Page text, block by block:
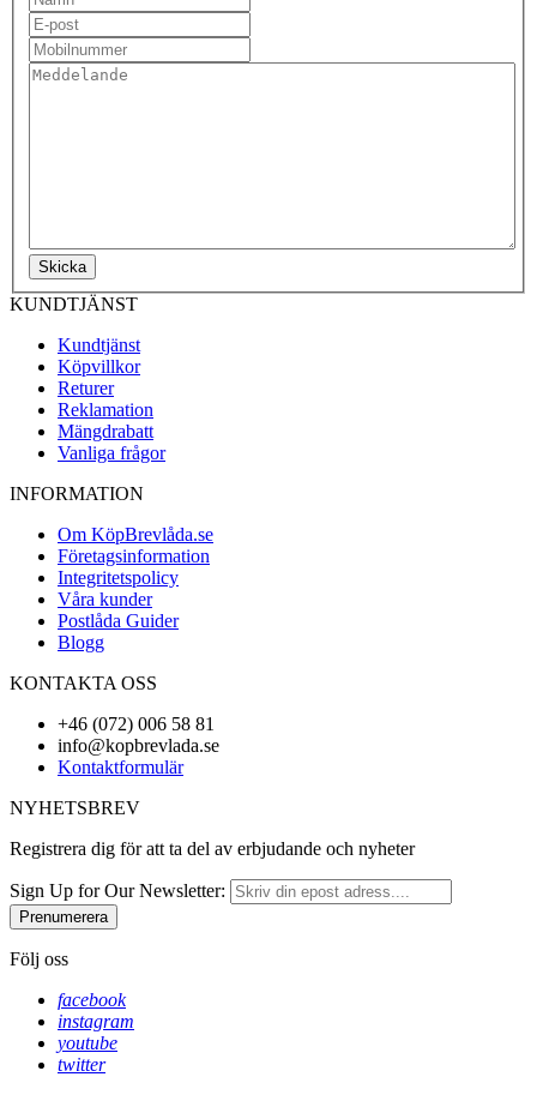
Skicka
KUNDTJÄNST
Kundtjänst
Köpvillkor
Returer
Reklamation
Mängdrabatt
Vanliga frågor
INFORMATION
Om KöpBrevlåda.se
Företagsinformation
Integritetspolicy
Våra kunder
Postlåda Guider
Blogg
KONTAKTA OSS
+46 (072) 006 58 81
info@kopbrevlada.se
Kontaktformulär
NYHETSBREV
Registrera dig för att ta del av erbjudande och nyheter
Sign Up for Our Newsletter:
Prenumerera
Följ oss
facebook
instagram
youtube
twitter